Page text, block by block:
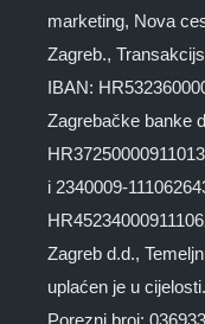
marketing, Nova
Zagreb.,
IBAN:
Zagrebačke banke
i 2340009-
Zagreb d.d.,
uplaćen je u
Porezni broj: